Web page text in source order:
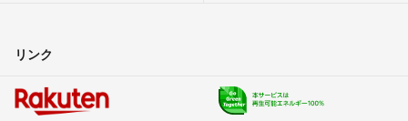
リンク